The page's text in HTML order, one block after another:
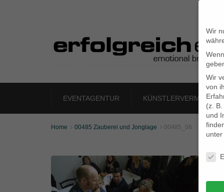
EVENTAGENTUR
Home  00485 Zauberei und Jonglage  00485_06
Wir
Wir
von
(z.
und
unter